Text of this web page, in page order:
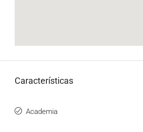
Características
Academia